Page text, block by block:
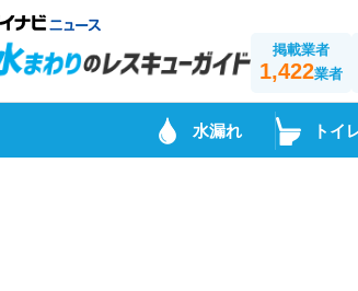
掲載業者
1,422業者
水漏れ トイ